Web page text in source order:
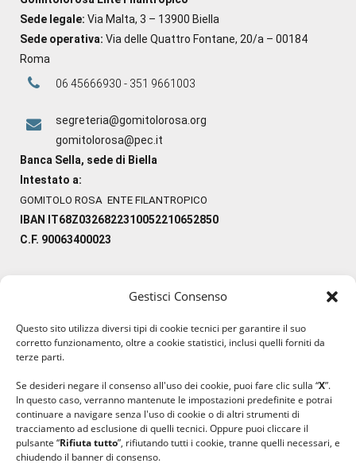
Gestisci Consenso
Questo sito utilizza diversi tipi di cookie tecnici per garantire il suo
corretto funzionamento, oltre a cookie statistici, inclusi quelli forniti da
terze parti.
Se desideri negare il consenso all'uso dei cookie, puoi fare clic sulla “X”.
In questo caso, verranno mantenute le impostazioni predefinite e potrai
continuare a navigare senza l'uso di cookie o di altri strumenti di
tracciamento ad esclusione di quelli tecnici. Oppure puoi cliccare il
pulsante “Rifiuta tutto”, rifiutando tutti i cookie, tranne quelli necessari, e
chiudendo il banner di consenso.
Sede legale: Via Malta, 3 – 13900 Biella
Sede operativa: Via delle Quattro Fontane, 20/a – 00184
Roma
06 45666930 - 351 9661003
segreteria@gomitolorosa.org
gomitolorosa@pec.it
Banca Sella, sede di Biella
Intestato a:
GOMITOLO ROSA ENTE FILANTROPICO
IBAN IT68Z0326822310052210652850
C.F. 90063400023
#lanaterapia
#ilcaloredellempatia